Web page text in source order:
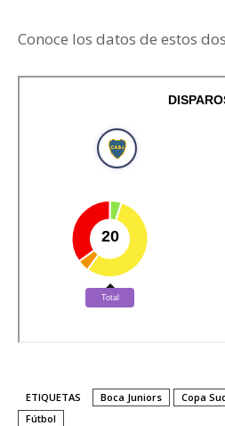
Conoce los datos de estos
ETIQUETAS Boca Juniors Copa
Fútbol